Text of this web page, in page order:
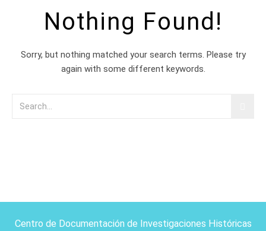
Nothing Found!
Sorry, but nothing matched your search terms. Please try
again with some different keywords.
Centro de Documentación de Investigaciones Históricas